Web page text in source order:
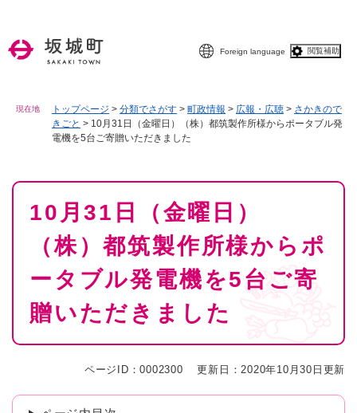
Foreign language 閲覧補助
現在地 トップページ > 分類でさがす > 町政情報 > 広報・広聴 > さかきので
きごと > 10月31日（金曜日）（株）都筑製作所様からポータブル発
電機を5台ご寄贈いただきました
本
10月31日（金曜日）
（株）都筑製作所様からポ
ータブル発電機を5台ご寄
贈いただきました
ページID：0002300 更新日：2020年10月30日更新